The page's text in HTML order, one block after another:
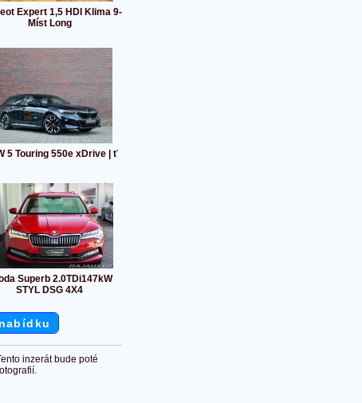
Expert 1,5 HDI Klima 9-
Míst Long
5 Touring 550e xDrive | ť
Superb 2.0TDi147kW
STYL DSG 4X4
inzerát bude poté